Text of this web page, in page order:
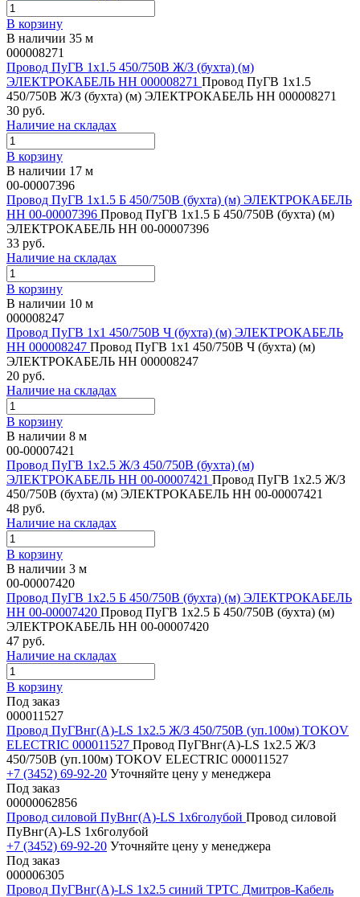
В корзину
В наличии 35 м
000008271
Провод ПуГВ 1х1.5 450/750В Ж/З (бухта) (м)
ЭЛЕКТРОКАБЕЛЬ НН 000008271 Провод ПуГВ 1х1.5
450/750В Ж/З (бухта) (м) ЭЛЕКТРОКАБЕЛЬ НН 000008271
30 руб.
Наличие на складах
В корзину
В наличии 17 м
00-00007396
Провод ПуГВ 1х1.5 Б 450/750В (бухта) (м) ЭЛЕКТРОКАБЕЛЬ
НН 00-00007396 Провод ПуГВ 1х1.5 Б 450/750В (бухта) (м)
ЭЛЕКТРОКАБЕЛЬ НН 00-00007396
33 руб.
Наличие на складах
В корзину
В наличии 10 м
000008247
Провод ПуГВ 1х1 450/750В Ч (бухта) (м) ЭЛЕКТРОКАБЕЛЬ
НН 000008247 Провод ПуГВ 1х1 450/750В Ч (бухта) (м)
ЭЛЕКТРОКАБЕЛЬ НН 000008247
20 руб.
Наличие на складах
В корзину
В наличии 8 м
00-00007421
Провод ПуГВ 1х2.5 Ж/З 450/750В (бухта) (м)
ЭЛЕКТРОКАБЕЛЬ НН 00-00007421 Провод ПуГВ 1х2.5 Ж/З
450/750В (бухта) (м) ЭЛЕКТРОКАБЕЛЬ НН 00-00007421
48 руб.
Наличие на складах
В корзину
В наличии 3 м
00-00007420
Провод ПуГВ 1х2.5 Б 450/750В (бухта) (м) ЭЛЕКТРОКАБЕЛЬ
НН 00-00007420 Провод ПуГВ 1х2.5 Б 450/750В (бухта) (м)
ЭЛЕКТРОКАБЕЛЬ НН 00-00007420
47 руб.
Наличие на складах
В корзину
Под заказ
000011527
Провод ПуГВнг(А)-LS 1х2.5 Ж/З 450/750В (уп.100м) TOKOV
ELECTRIC 000011527 Провод ПуГВнг(А)-LS 1х2.5 Ж/З
450/750В (уп.100м) TOKOV ELECTRIC 000011527
+7 (3452) 69-92-20 Уточняйте цену у менеджера
Под заказ
00000062856
Провод силовой ПуВнг(А)-LS 1х6голубой Провод силовой
ПуВнг(А)-LS 1х6голубой
+7 (3452) 69-92-20 Уточняйте цену у менеджера
Под заказ
000006305
Провод ПуГВнг(А)-LS 1х2.5 синий ТРТС Дмитров-Кабель